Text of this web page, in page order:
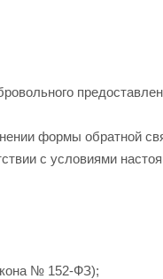
формы обратной
с условиями
№ 152-ФЗ);